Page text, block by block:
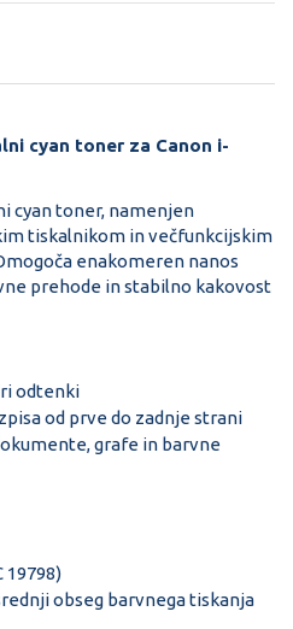
cyan toner za Canon i-
cyan toner, namenjen
tiskalnikom in večfunkcijskim
enakomeren nanos
prehode in stabilno kakovost
odtenki
od prve do zadnje strani
grafe in barvne
19798)
obseg barvnega tiskanja